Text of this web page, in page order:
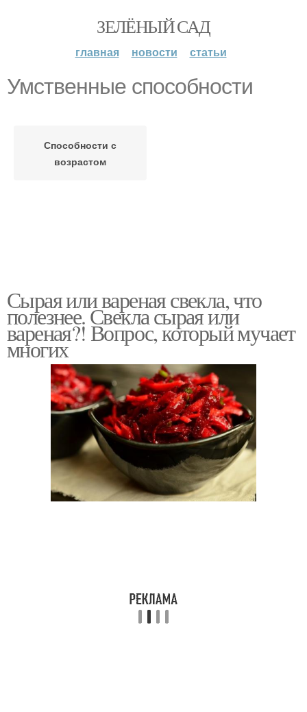
ЗЕЛЁНЫЙ САД
главная новости статьи
Умственные способности
Способности с
возрастом
Сырая или вареная свекла, что
полезнее. Свекла сырая или
вареная?! Вопрос, который мучает
многих